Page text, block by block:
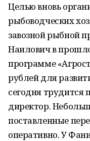
Целью вновь
рыбоводческих
завозной рыбной
Наилович в
программе
рублей для
сегодня трудится
директор.
поставленные
оперативно. У